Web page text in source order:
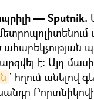
— Sputnik.
է։ Այդ
` հղում անելով